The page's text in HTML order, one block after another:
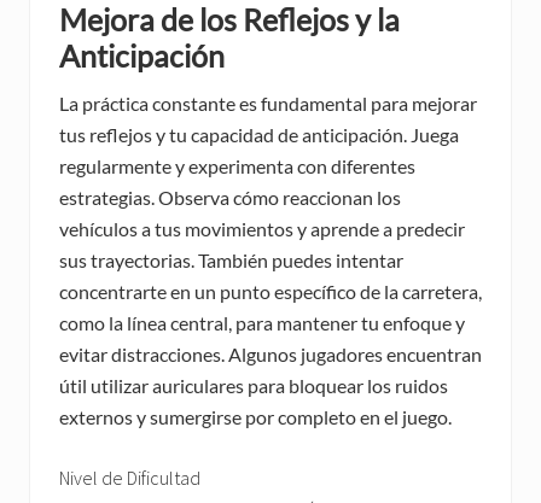
Mejora de los Reflejos y la
Anticipación
La práctica constante es fundamental para mejorar
tus reflejos y tu capacidad de anticipación. Juega
regularmente y experimenta con diferentes
estrategias. Observa cómo reaccionan los
vehículos a tus movimientos y aprende a predecir
sus trayectorias. También puedes intentar
concentrarte en un punto específico de la carretera,
como la línea central, para mantener tu enfoque y
evitar distracciones. Algunos jugadores encuentran
útil utilizar auriculares para bloquear los ruidos
externos y sumergirse por completo en el juego.
Nivel de Dificultad